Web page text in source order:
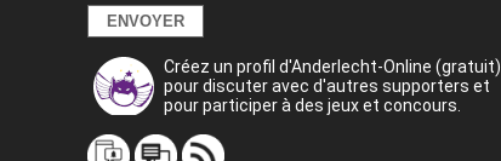
Créez un profil d'Anderlecht-Online (gratuit)
pour discuter avec d'autres supporters et
pour participer à des jeux et concours.